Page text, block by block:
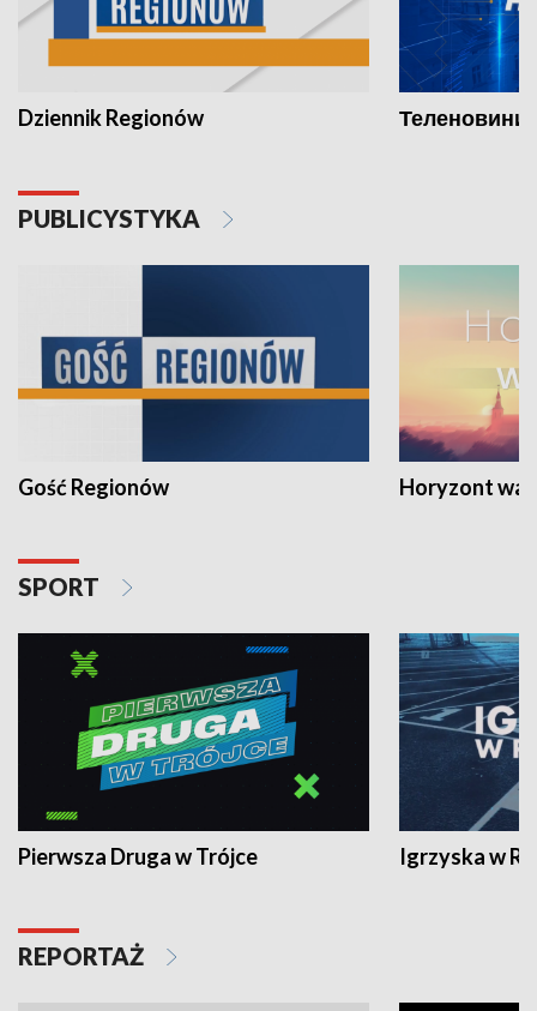
Dziennik Regionów Теленовини
PUBLICYSTYKA
Gość Regionów Horyzont
SPORT
Pierwsza Druga w Trójce Igrzyska w
REPORTAŻ